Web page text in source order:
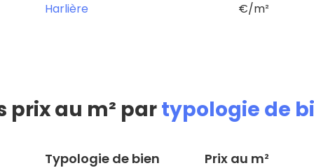
Harlière
€/m²
prix au m² partypologie de
Typologie de bien Prix au m²